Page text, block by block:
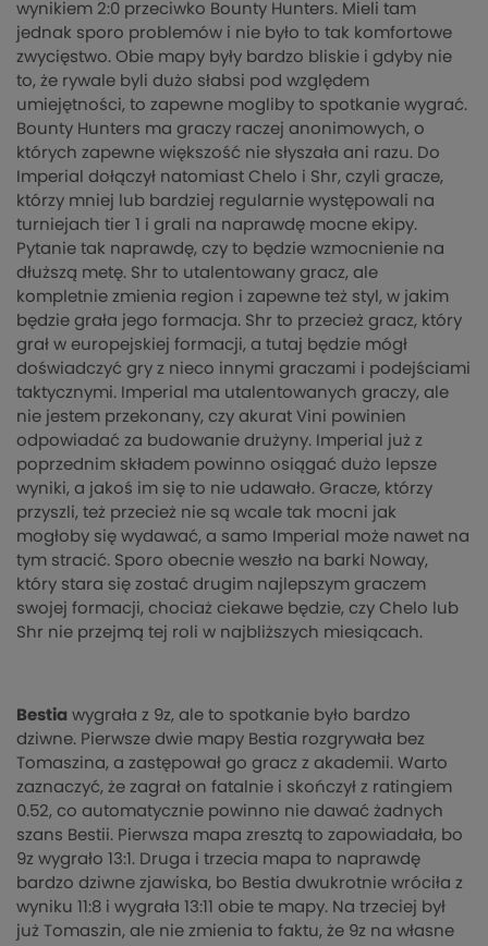
wynikiem 2:0 przeciwko Bounty Hunters. Mieli tam
jednak sporo problemów i nie było to tak komfortowe
zwycięstwo. Obie mapy były bardzo bliskie i gdyby nie
to, że rywale byli dużo słabsi pod względem
umiejętności, to zapewne mogliby to spotkanie wygrać.
Bounty Hunters ma graczy raczej anonimowych, o
których zapewne większość nie słyszała ani razu. Do
Imperial dołączył natomiast Chelo i Shr, czyli gracze,
którzy mniej lub bardziej regularnie występowali na
turniejach tier 1 i grali na naprawdę mocne ekipy.
Pytanie tak naprawdę, czy to będzie wzmocnienie na
dłuższą metę. Shr to utalentowany gracz, ale
kompletnie zmienia region i zapewne też styl, w jakim
będzie grała jego formacja. Shr to przecież gracz, który
grał w europejskiej formacji, a tutaj będzie mógł
doświadczyć gry z nieco innymi graczami i podejściami
taktycznymi. Imperial ma utalentowanych graczy, ale
nie jestem przekonany, czy akurat Vini powinien
odpowiadać za budowanie drużyny. Imperial już z
poprzednim składem powinno osiągać dużo lepsze
wyniki, a jakoś im się to nie udawało. Gracze, którzy
przyszli, też przecież nie są wcale tak mocni jak
mogłoby się wydawać, a samo Imperial może nawet na
tym stracić. Sporo obecnie weszło na barki Noway,
który stara się zostać drugim najlepszym graczem
swojej formacji, chociaż ciekawe będzie, czy Chelo lub
Shr nie przejmą tej roli w najbliższych miesiącach.
Bestia wygrała z 9z, ale to spotkanie było bardzo
dziwne. Pierwsze dwie mapy Bestia rozgrywała bez
Tomaszina, a zastępował go gracz z akademii. Warto
zaznaczyć, że zagrał on fatalnie i skończył z ratingiem
0.52, co automatycznie powinno nie dawać żadnych
szans Bestii. Pierwsza mapa zresztą to zapowiadała, bo
9z wygrało 13:1. Druga i trzecia mapa to naprawdę
bardzo dziwne zjawiska, bo Bestia dwukrotnie wróciła z
wyniku 11:8 i wygrała 13:11 obie te mapy. Na trzeciej był
już Tomaszin, ale nie zmienia to faktu, że 9z na własne